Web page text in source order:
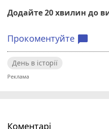
Додайте 20 хвилин до
Прокоментуйте chat_bubble
День в історії
Коментарі